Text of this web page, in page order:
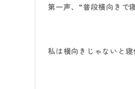
第一声、 “普段横向きで
私は横向きじゃないと